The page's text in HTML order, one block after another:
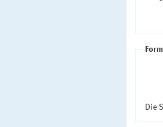
Die